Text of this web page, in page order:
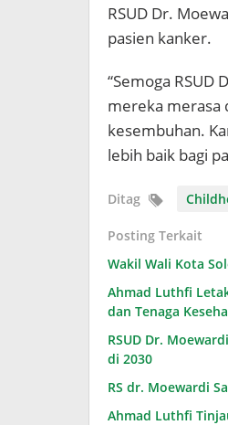
RSUD Dr.
pasien kanker.
“Semoga
mereka merasa
kesembuhan.
lebih baik bagi
Ditag
Posting Terkait
Wakil Wali Kota
Ahmad Luthfi
dan Tenaga
RSUD Dr.
di 2030
RS dr. Moewardi
Ahmad Luthfi